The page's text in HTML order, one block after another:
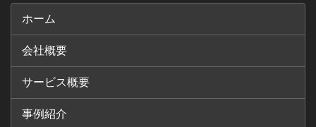
ホーム
会社概要
サービス概要
事例紹介